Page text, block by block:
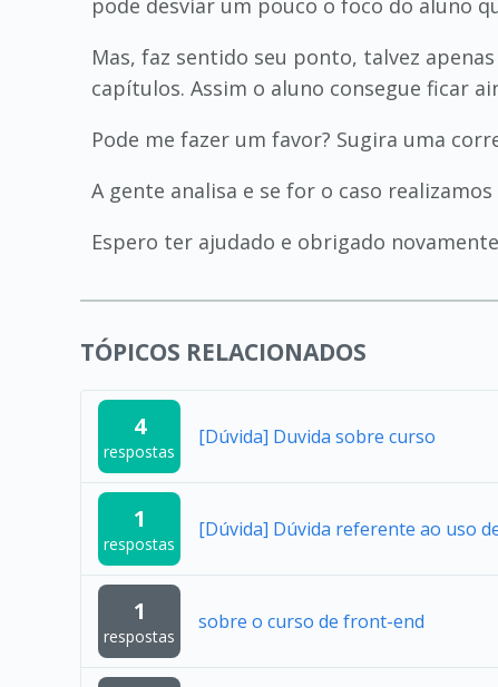
pode desviar um pouco o foco do aluno
Mas, faz sentido seu ponto, talvez
capítulos. Assim o aluno consegue ficar
Pode me fazer um favor? Sugira uma
A gente analisa e se for o caso
Espero ter ajudado e obrigado
TÓPICOS RELACIONADOS
4
respostas
[Dúvida] Duvida sobre curso
1
respostas
[Dúvida] Dúvida referente ao uso
1
respostas
sobre o curso de front-end